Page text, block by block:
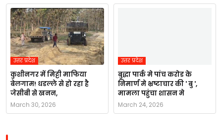
उत्तर प्रदेश
कुशीनगर में मिट्टी माफिया
बेलगाम! धडल्ले से हो रहा है
जेसीबी से खनन,
March 30, 2026
उत्तर प्रदेश
बुद्धा पार्क मे पांच करोड के
निमार्ण मे भ्रष्टाचार की ' बु ',
मामला पहुंचा शासन मे
March 24, 2026